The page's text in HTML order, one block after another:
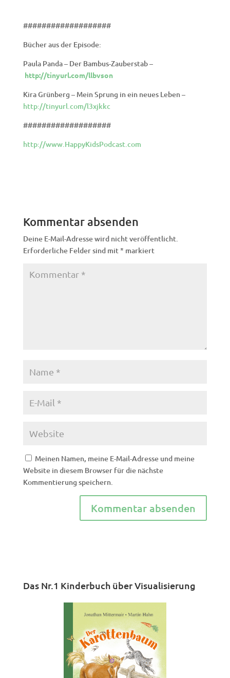
###################
Bücher aus der Episode:
Paula Panda – Der Bambus-Zauberstab –
http://tinyurl.com/llbvson
Kira Grünberg – Mein Sprung in ein neues Leben –
http://tinyurl.com/l3xjkkc
###################
http://www.HappyKidsPodcast.com
Kommentar absenden
Deine E-Mail-Adresse wird nicht veröffentlicht.
Erforderliche Felder sind mit* markiert
Meinen Namen, meine E-Mail-Adresse und meine
Website in diesem Browser für die nächste
Kommentierung speichern.
Das Nr.1 Kinderbuch über Visualisierung